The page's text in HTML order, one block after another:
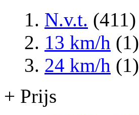
N.v.t. (411)
13 km/h (1)
24 km/h (1)
+ Prijs